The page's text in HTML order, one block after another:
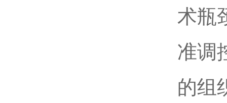
术瓶
准调
的组